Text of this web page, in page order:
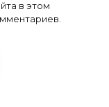
в этом